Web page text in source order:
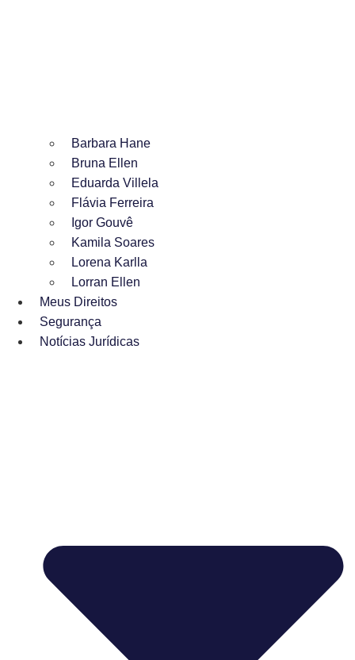
Barbara Hane
Bruna Ellen
Eduarda Villela
Flávia Ferreira
Igor Gouvê
Kamila Soares
Lorena Karlla
Lorran Ellen
Meus Direitos
Segurança
Notícias Jurídicas